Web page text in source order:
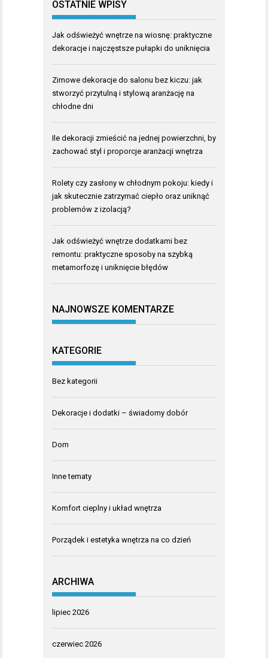
OSTATNIE WPISY
Jak odświeżyć wnętrze na wiosnę: praktyczne
dekoracje i najczęstsze pułapki do uniknięcia
Zimowe dekoracje do salonu bez kiczu: jak
stworzyć przytulną i stylową aranżację na
chłodne dni
Ile dekoracji zmieścić na jednej powierzchni, by
zachować styl i proporcje aranżacji wnętrza
Rolety czy zasłony w chłodnym pokoju: kiedy i
jak skutecznie zatrzymać ciepło oraz uniknąć
problemów z izolacją?
Jak odświeżyć wnętrze dodatkami bez
remontu: praktyczne sposoby na szybką
metamorfozę i uniknięcie błędów
NAJNOWSZE KOMENTARZE
KATEGORIE
Bez kategorii
Dekoracje i dodatki – świadomy dobór
Dom
Inne tematy
Komfort cieplny i układ wnętrza
Porządek i estetyka wnętrza na co dzień
ARCHIWA
lipiec 2026
czerwiec 2026